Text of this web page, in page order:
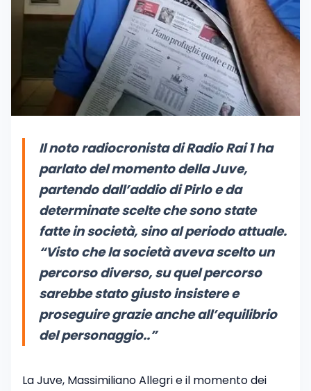
Il noto radiocronista di Radio Rai 1 ha
parlato del momento della Juve,
partendo dall’addio di Pirlo e da
determinate scelte che sono state
fatte in società, sino al periodo attuale.
“Visto che la società aveva scelto un
percorso diverso, su quel percorso
sarebbe stato giusto insistere e
proseguire grazie anche all’equilibrio
del personaggio..”
La Juve, Massimiliano Allegri e il momento dei